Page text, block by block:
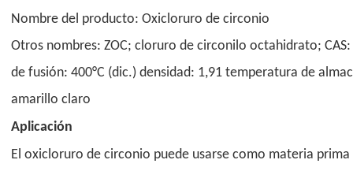
Nombre del producto: Oxicloruro de circonio
Otros nombres: ZOC; cloruro de circonilo octahidrato;
de fusión: 400°C (dic.) densidad: 1,91 temperatura de
amarillo claro
Aplicación
El oxicloruro de circonio puede usarse como materia